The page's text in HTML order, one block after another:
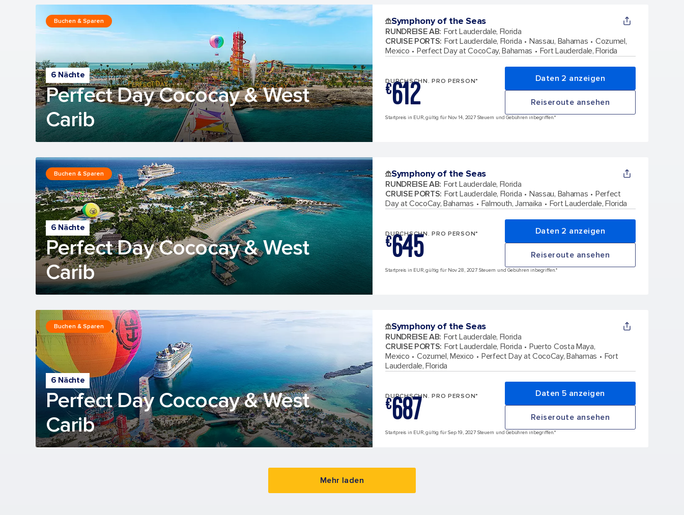
6 Nächte
Perfect Day Cococay & West
Carib
Buchen & Sparen Symphony of the Seas
RUNDREISE AB: Fort Lauderdale, Florida
CRUISE PORTS: Fort Lauderdale, Florida Nassau, Bahamas
Cozumel,
Mexico
Perfect Day at CocoCay, Bahamas Fort Lauderdale, Florida
DURCHSCHN. PRO PERSON*
€612 Daten 2 anzeigen
Reiseroute ansehen
Startpreis in EUR, gültig für Nov 14, 2027 Steuern und Gebühren inbegriffen.*
6 Nächte
Perfect Day Cococay & West
Carib
Buchen & Sparen Symphony of the Seas
RUNDREISE AB: Fort Lauderdale, Florida
CRUISE PORTS: Fort Lauderdale, Florida Nassau, Bahamas
Perfect
Day at CocoCay, Bahamas
Falmouth, Jamaika Fort Lauderdale, Florida
DURCHSCHN. PRO PERSON*
€645 Daten 2 anzeigen
Reiseroute ansehen
Startpreis in EUR, gültig für Nov 28, 2027 Steuern und Gebühren inbegriffen.*
6 Nächte
Perfect Day Cococay & West
Carib
Buchen & Sparen Symphony of the Seas
RUNDREISE AB: Fort Lauderdale, Florida
CRUISE PORTS: Fort Lauderdale, Florida
Puerto Costa Maya,
Mexico
Cozumel, Mexico Perfect Day at CocoCay, Bahamas
Fort
Lauderdale, Florida
DURCHSCHN. PRO PERSON*
€687 Daten 5 anzeigen
Reiseroute ansehen
Startpreis in EUR, gültig für Sep 19, 2027 Steuern und Gebühren inbegriffen.*
Mehr laden